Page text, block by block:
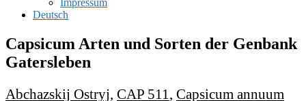
Impressum
Deutsch
Capsicum Arten und Sorten der Genbank
Gatersleben
Abchazskij Ostryj, CAP 511, Capsicum annuum